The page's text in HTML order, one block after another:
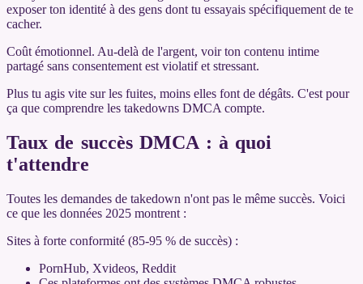
exposer ton identité à des gens dont tu essayais spécifiquement de te
cacher.
Coût émotionnel. Au-delà de l'argent, voir ton contenu intime
partagé sans consentement est violatif et stressant.
Plus tu agis vite sur les fuites, moins elles font de dégâts. C'est pour
ça que comprendre les takedowns DMCA compte.
Taux de succès DMCA : à quoi
t'attendre
Toutes les demandes de takedown n'ont pas le même succès. Voici
ce que les données 2025 montrent :
Sites à forte conformité (85-95 % de succès) :
PornHub, Xvideos, Reddit